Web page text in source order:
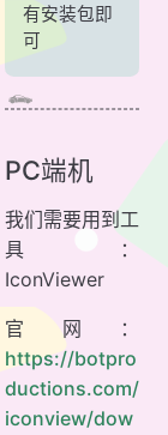
有安装包即
可
PC端机
我们需要用到工
具：
IconViewer
官网：
https://botpro
ductions.com/
iconview/dow